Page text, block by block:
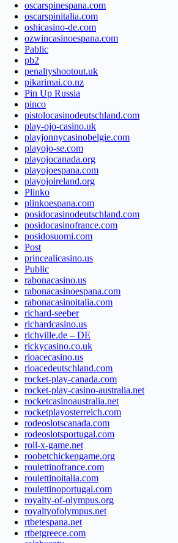
oscarspinespana.com
oscarspinitalia.com
oshicasino-de.com
ozwincasinoespana.com
Pablic
pb2
penaltyshootout.uk
pikarimai.co.nz
Pin Up Russia
pinco
pistolocasinodeutschland.com
play-ojo-casino.uk
playjonnycasinobelgie.com
playojo-se.com
playojocanada.org
playojoespana.com
playojoireland.org
Plinko
plinkoespana.com
posidocasinodeutschland.com
posidocasinofrance.com
posidosuomi.com
Post
princealicasino.us
Public
rabonacasino.us
rabonacasinoespana.com
rabonacasinoitalia.com
richard-seeber
richardcasino.us
richville.de – DE
rickycasino.co.uk
rioacecasino.us
rioacedeutschland.com
rocket-play-canada.com
rocket-play-casino-australia.net
rocketcasinoaustralia.net
rocketplayosterreich.com
rodeoslotscanada.com
rodeoslotsportugal.com
roll-x-game.net
roobetchickengame.org
roulettinofrance.com
roulettinoitalia.com
roulettinoportugal.com
royalty-of-olympus.org
royaltyofolympus.net
rtbetespana.net
rtbetgreece.com